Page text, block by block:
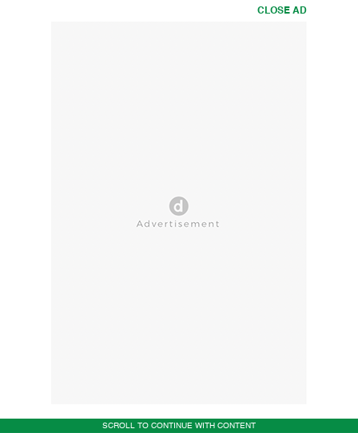
CLOSE AD
SCROLL TO CONTINUE WITH CONTENT